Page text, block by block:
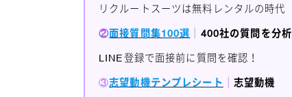
リクルートスーツは無料レンタルの時代
②面接質問集100選 400社の質問を分析
LINE登録で面接前に質問を確認！
③志望動機テンプレシート 志望動機